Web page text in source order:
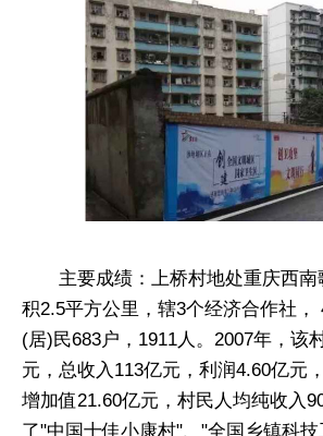
主要成绩：上桥村地处重庆西
积2.5平方公里，辖3个经济合作社，
(居)民683户，1911人。2007年，该
元，总收入113亿元，利润4.60亿元
增加值21.60亿元，村民人均纯收入
了"中国十佳小康村"、"全国乡镇科